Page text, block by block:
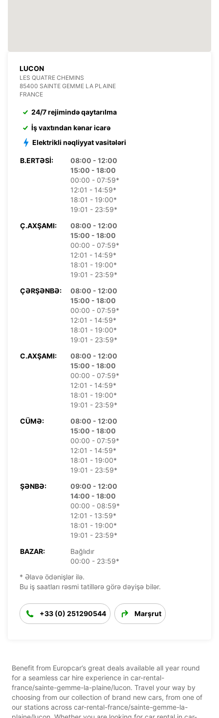
LUCON
LES QUATRE CHEMINS
85400 SAINTE GEMME LA PLAINE
FRANCE
24/7 rejimində qaytarılma
İş vaxtından kənar icarə
Elektrikli nəqliyyat vasitələri
B.ERTƏSI:
08:00 - 12:00
15:00 - 18:00
00:00 - 07:59*
12:01 - 14:59*
18:01 - 19:00*
19:01 - 23:59*
Ç.AXŞAMI:
08:00 - 12:00
15:00 - 18:00
00:00 - 07:59*
12:01 - 14:59*
18:01 - 19:00*
19:01 - 23:59*
ÇƏRŞƏNBƏ:
08:00 - 12:00
15:00 - 18:00
00:00 - 07:59*
12:01 - 14:59*
18:01 - 19:00*
19:01 - 23:59*
C.AXŞAMI:
08:00 - 12:00
15:00 - 18:00
00:00 - 07:59*
12:01 - 14:59*
18:01 - 19:00*
19:01 - 23:59*
CÜMƏ:
08:00 - 12:00
15:00 - 18:00
00:00 - 07:59*
12:01 - 14:59*
18:01 - 19:00*
19:01 - 23:59*
ŞƏNBƏ:
09:00 - 12:00
14:00 - 18:00
00:00 - 08:59*
12:01 - 13:59*
18:01 - 19:00*
19:01 - 23:59*
BAZAR:
Bağlıdır
00:00 - 23:59*
* Əlavə ödənişlər ilə.
Bu iş saatları rəsmi tatillərə görə dəyişə bilər.
+33 (0) 251290544 Marşrut
Benefit from Europcar’s great deals available all year round
for a seamless car hire experience in car-rental-
france/sainte-gemme-la-plaine/lucon. Travel your way by
choosing from our collection of brand new cars, from one of
our stations across car-rental-france/sainte-gemme-la-